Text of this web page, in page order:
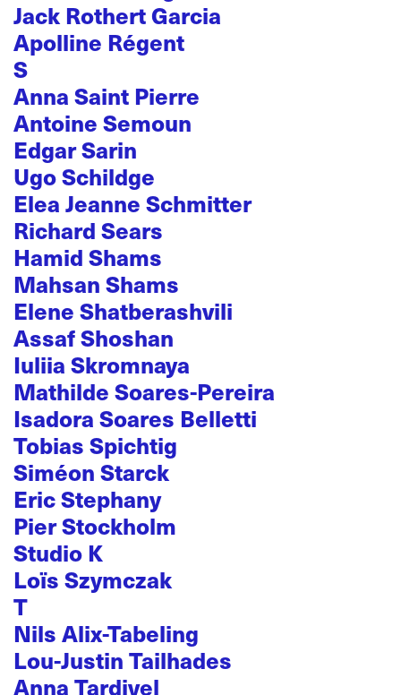
Jack Rothert Garcia
Apolline Régent
S
Anna Saint Pierre
Antoine Semoun
Edgar Sarin
Ugo Schildge
Elea Jeanne Schmitter
Richard Sears
Hamid Shams
Mahsan Shams
Elene Shatberashvili
Assaf Shoshan
Iuliia Skromnaya
Mathilde Soares-Pereira
Isadora Soares Belletti
Tobias Spichtig
Siméon Starck
Eric Stephany
Pier Stockholm
Studio K
Loïs Szymczak
T
Nils Alix-Tabeling
Lou-Justin Tailhades
Anna Tardivel